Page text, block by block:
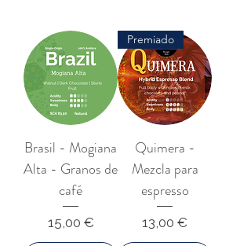
Brasil - Mogiana
Alta - Granos de
café
Precio
15,00 €
Premiado
Quimera -
Mezcla para
espresso
Precio
13,00 €